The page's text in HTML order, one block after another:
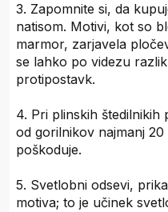
3. Zapomnite si, da
natisom. Motivi, kot so
marmor, zarjavela
se lahko po videzu
protipostavk.
4. Pri plinskih štedilnikih
od gorilnikov najmanj
poškoduje.
5. Svetlobni odsevi,
motiva; to je učinek